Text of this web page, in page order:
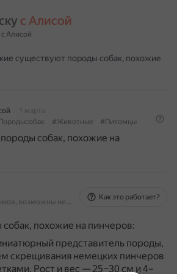
с Алисой
Алисой
существуют породы собак, похожие
1 марта
#Животные #Питомцы
собак, похожие на
На основе источников, возможны неточности
Как это работает?
похожие на пинчеров:
представитель породы,
скрещивания немецких пинчеров
Рост и вес — 25–30 см и 4–